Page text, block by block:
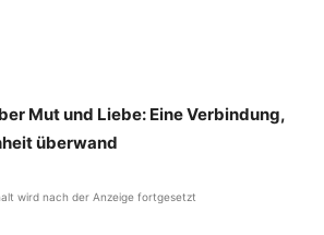
Mut und Liebe: Eine Verbindung,
überwand
wird nach der Anzeige fortgesetzt